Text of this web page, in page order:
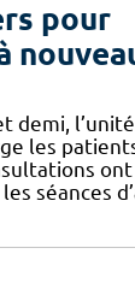
pour
demi,
les
séances